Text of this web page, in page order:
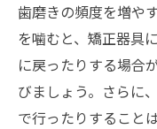
歯磨きの頻度を増や
を噛むと、矯正器具
に戻ったりする場合
びましょう。さらに
で行ったりすること